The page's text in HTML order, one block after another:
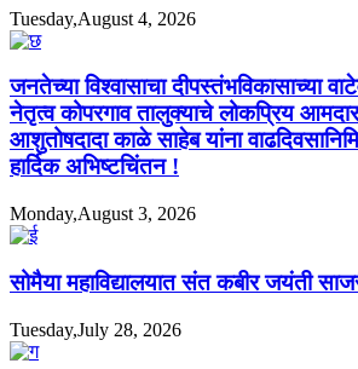
Tuesday,August 4, 2026
जनतेच्या विश्वासाचा दीपस्तंभविकासाच्या
नेतृत्व कोपरगाव तालुक्याचे लोकप्रिय
आशुतोषदादा काळे साहेब यांना
हार्दिक अभिष्टचिंतन !
Monday,August 3, 2026
सोमैया महाविद्यालयात संत कबीर जयंती
Tuesday,July 28, 2026